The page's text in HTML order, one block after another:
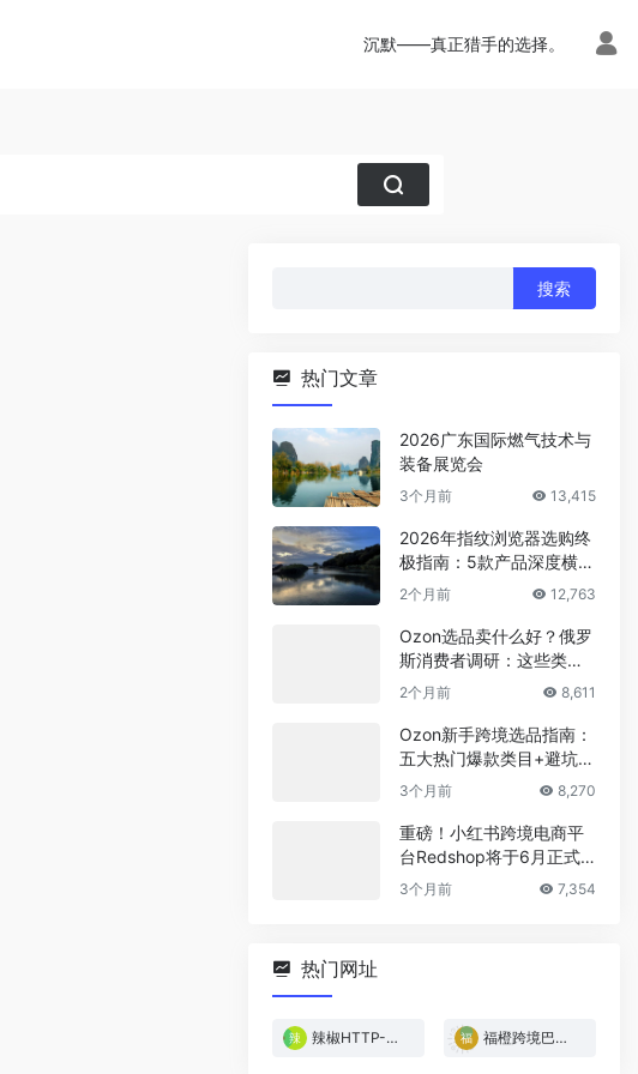
沉默——真正猎手的选择。
热门文章
2026广东国际燃气技术与
装备展览会
3个月前 13,415
2026年指纹浏览器选购终
极指南：5款产品深度横
评，帮你省下冤枉钱
2个月前 12,763
Ozon选品卖什么好？俄罗
斯消费者调研：这些类目
最稳！
2个月前 8,611
Ozon新手跨境选品指南：
五大热门爆款类目+避坑清
单
3个月前 8,270
重磅！小红书跨境电商平
台Redshop将于6月正式
上线！
3个月前 7,354
热门网址
辣椒HTTP-免费试用 福橙跨境巴西专线